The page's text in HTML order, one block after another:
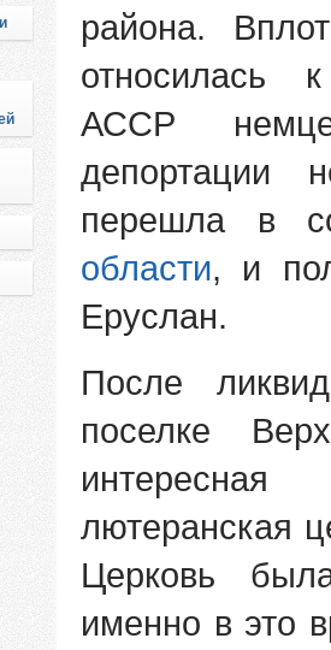
района.
относилась
АССР
депортации
перешла в
области, и
Еруслан.
После
поселке
интересная
лютеранская
Церковь
именно в это